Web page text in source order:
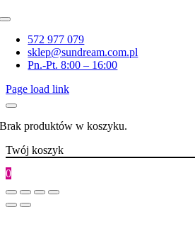
Toggle
Navigation572 977 079
sklep@sundream.com.pl
Pn.-Pt. 8:00 – 16:00
Page load link
Brak produktów w koszyku.
Twój koszyk
0